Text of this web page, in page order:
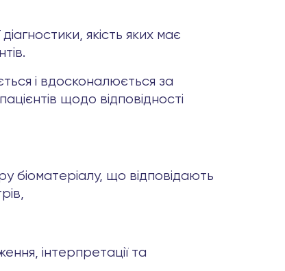
якість яких має
і вдосконалюється за
щодо відповідності
біоматеріалу, що відповідають
інтерпретації та